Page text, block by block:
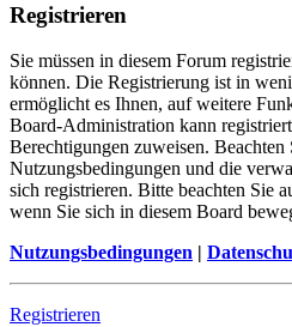
Registrieren
Sie müssen in diesem Forum
können. Die Registrierung ist in
ermöglicht es Ihnen, auf weitere
Board-Administration kann
Berechtigungen zuweisen. Beachten
Nutzungsbedingungen und die
sich registrieren. Bitte beachten Sie
wenn Sie sich in diesem Board
Nutzungsbedingungen |
Registrieren